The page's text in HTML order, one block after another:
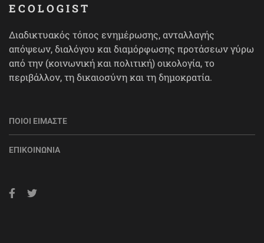
ECOLOGIST
Διαδικτυακός τόπος ενημέρωσης, ανταλλαγής
απόψεων, διαλόγου και διαμόρφωσης προτάσεων γύρω
από την (κοινωνική και πολιτική) οικολογία, το
περιβάλλον, τη δικαιοσύνη και τη δημοκρατία.
ΠΟΙΟΙ ΕΊΜΑΣΤΕ
ΕΠΙΚΟΙΝΩΝΊΑ